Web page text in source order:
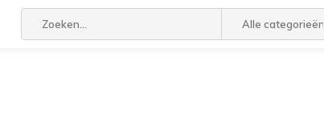
Alle categorieën